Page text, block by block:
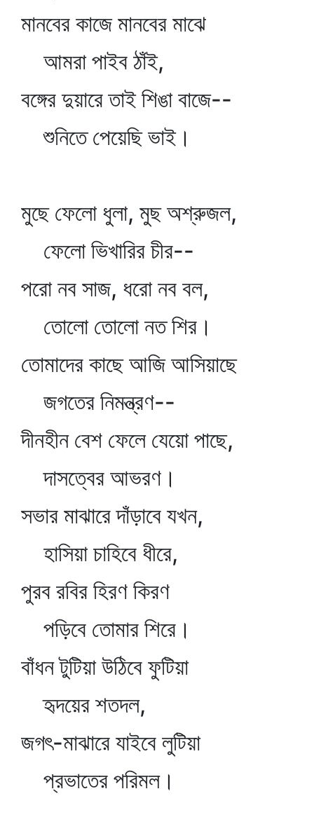
মানবের কাজে মানবের মাঝে
আমরা পাইব ঠাঁই,
বঙ্গের দুয়ারে তাই শিঙা বাজে--
শুনিতে পেয়েছি ভাই।
মুছে ফেলো ধুলা, মুছ অশ্রুজল,
ফেলো ভিখারির চীর--
পরো নব সাজ, ধরো নব বল,
তোলো তোলো নত শির।
তোমাদের কাছে আজি আসিয়াছে
জগতের নিমন্ত্রণ--
দীনহীন বেশ ফেলে যেয়ো পাছে,
দাসত্বের আভরণ।
সভার মাঝারে দাঁড়াবে যখন,
হাসিয়া চাহিবে ধীরে,
পুরব রবির হিরণ কিরণ
পড়িবে তোমার শিরে।
বাঁধন টুটিয়া উঠিবে ফুটিয়া
হৃদয়ের শতদল,
জগৎ-মাঝারে যাইবে লুটিয়া
প্রভাতের পরিমল।